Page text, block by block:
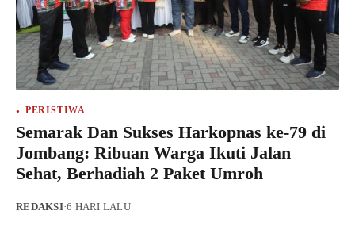
PERISTIWA
Semarak Dan Sukses Harkopnas ke-79 di
Jombang: Ribuan Warga Ikuti Jalan
Sehat, Berhadiah 2 Paket Umroh
REDAKSI·6 HARI LALU